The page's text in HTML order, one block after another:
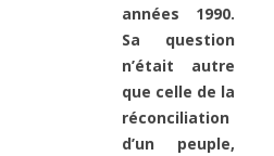
années 1990.
Sa question
n’était autre
que celle de la
réconciliation
d’un peuple,